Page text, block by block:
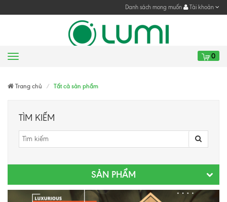
Danh sách mong muốn Tài khoản
Menu 0
Trang chủ Tất cả sản phẩm
TÌM KIẾM
SẢN PHẨM